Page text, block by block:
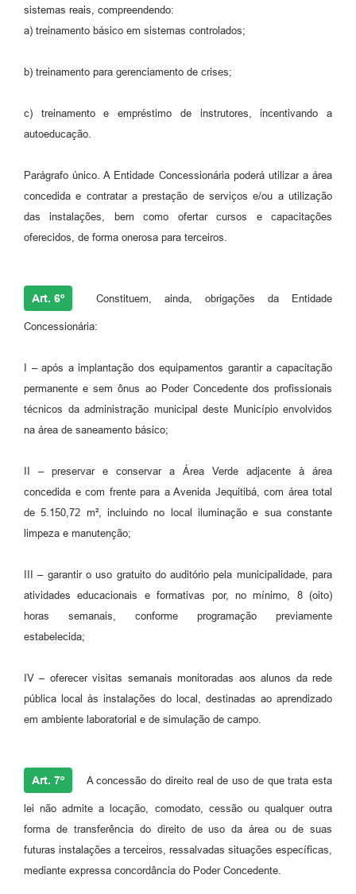
sistemas reais, compreendendo:
a) treinamento básico em sistemas controlados;
b) treinamento para gerenciamento de crises;
c) treinamento e empréstimo de instrutores, incentivando a
autoeducação.
Parágrafo único. A Entidade Concessionária poderá utilizar a área
concedida e contratar a prestação de serviços e/ou a utilização
das instalações, bem como ofertar cursos e capacitações
oferecidos, de forma onerosa para terceiros.
Art. 6º Constituem, ainda, obrigações da Entidade
Concessionária:
I – após a implantação dos equipamentos garantir a capacitação
permanente e sem ônus ao Poder Concedente dos profissionais
técnicos da administração municipal deste Município envolvidos
na área de saneamento básico;
II – preservar e conservar a Área Verde adjacente à área
concedida e com frente para a Avenida Jequitibá, com área total
de 5.150,72 m², incluindo no local iluminação e sua constante
limpeza e manutenção;
III – garantir o uso gratuito do auditório pela municipalidade, para
atividades educacionais e formativas por, no mínimo, 8 (oito)
horas semanais, conforme programação previamente
estabelecida;
IV – oferecer visitas semanais monitoradas aos alunos da rede
pública local às instalações do local, destinadas ao aprendizado
em ambiente laboratorial e de simulação de campo.
Art. 7º A concessão do direito real de uso de que trata esta
lei não admite a locação, comodato, cessão ou qualquer outra
forma de transferência do direito de uso da área ou de suas
futuras instalações a terceiros, ressalvadas situações específicas,
mediante expressa concordância do Poder Concedente.